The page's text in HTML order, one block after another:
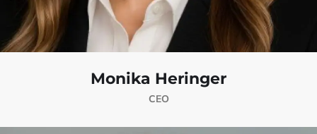
Monika Heringer
CEO